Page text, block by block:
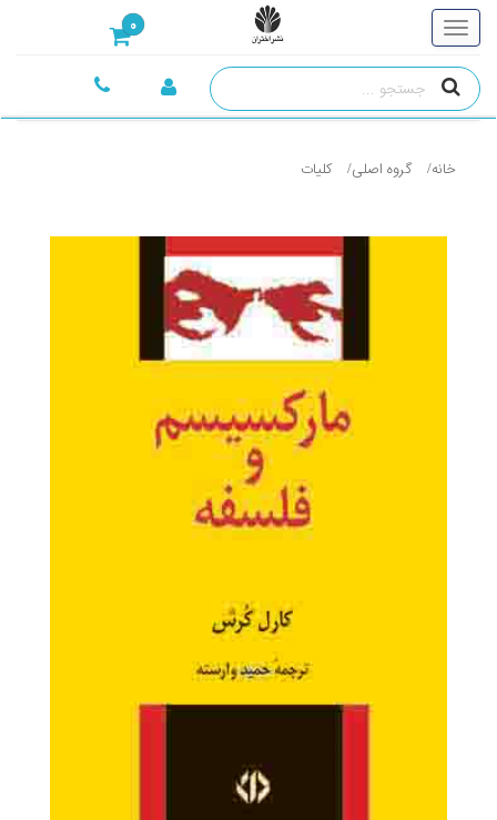
0
خانه گروه اصلی کليات